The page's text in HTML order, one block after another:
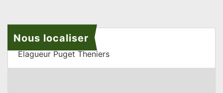
Nous localiser
Elagueur Puget Theniers